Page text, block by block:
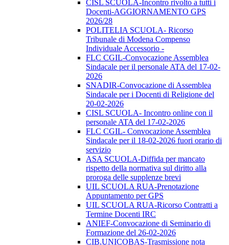
CISL SCUOLA-Incontro rivolto a tutti i
Docenti-AGGIORNAMENTO GPS
2026/28
POLITELIA SCUOLA- Ricorso
Tribunale di Modena Compenso
Individuale Accessorio -
FLC CGIL-Convocazione Assemblea
Sindacale per il personale ATA del 17-02-
2026
SNADIR-Convocazione di Assemblea
Sindacale per i Docenti di Religione del
20-02-2026
CISL SCUOLA- Incontro online con il
personale ATA del 17-02-2026
FLC CGIL- Convocazione Assemblea
Sindacale per il 18-02-2026 fuori orario di
servizio
ASA SCUOLA-Diffida per mancato
rispetto della normativa sul diritto alla
proroga delle supplenze brevi
UIL SCUOLA RUA-Prenotazione
Appuntamento per GPS
UIL SCUOLA RUA-Ricorso Contratti a
Termine Docenti IRC
ANIEF-Convocazione di Seminario di
Formazione del 26-02-2026
CIB.UNICOBAS-Trasmissione nota